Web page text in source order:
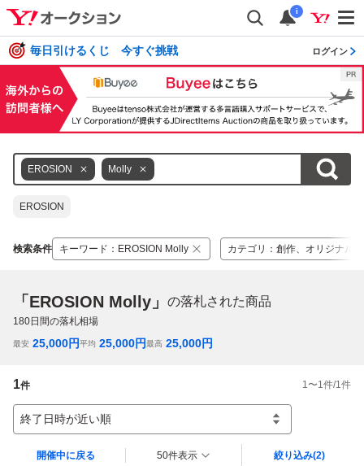
i
毎日引けるくじ 今すぐ挑戦 ログイン
EROSION Molly
EROSION
検索条件 キーワード ： EROSION Molly カテゴリ ： 創作、オリジナル
「EROSION Molly」 の落札された商品
180日間の落札相場
最安 25,000円平均 25,000円最高 25,000円
1件 1 〜1 件/1 件
終了日時が近い順
開催中に戻る 50件表示 絞り込み(2)